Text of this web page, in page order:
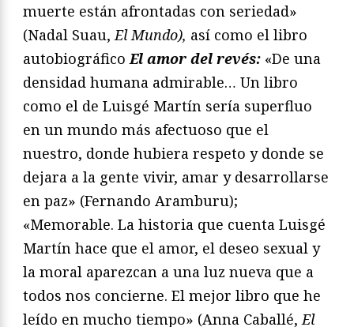
muerte están afrontadas con seriedad»
(Nadal Suau, El Mundo), así como el libro
autobiográfico El amor del revés: «De una
densidad humana admirable… Un libro
como el de Luisgé Martín sería superfluo
en un mundo más afectuoso que el
nuestro, donde hubiera respeto y donde se
dejara a la gente vivir, amar y desarrollarse
en paz» (Fernando Aramburu);
«Memorable. La historia que cuenta Luisgé
Martín hace que el amor, el deseo sexual y
la moral aparezcan a una luz nueva que a
todos nos concierne. El mejor libro que he
leído en mucho tiempo» (Anna Caballé, El